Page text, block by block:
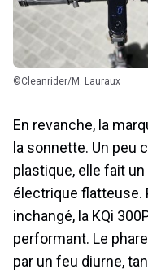
©Cleanrider/M. Lauraux
En revanche, la
la sonnette. Un peu
plastique, elle fait
électrique flatteuse.
inchangé, la KQi
performant. Le
par un feu diurne,